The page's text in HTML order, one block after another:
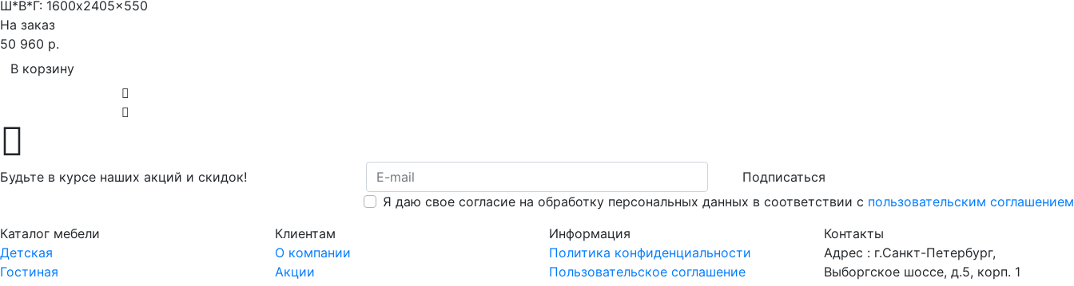
Ш*В*Г: 1600x2405x550
На заказ
50 960 р.
В корзину
Будьте в курсе наших акций и скидок!
Подписаться
Я даю свое согласие на обработку персональных данных в соответствии с пользовательским соглашением
Каталог мебели
Детская
Гостиная
Клиентам
О компании
Акции
Информация
Политика конфиденциальности
Пользовательское соглашение
Контакты
Адрес : г.Санкт-Петербург,
Выборгское шоссе, д.5, корп. 1